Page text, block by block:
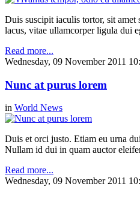
Duis suscipit iaculis tortor, sit
lacus, vitae ullamcorper ligula dui
Read more...
Wednesday, 09 November 2011
Nunc at purus lorem
in World News
Duis et orci justo. Etiam eu urna
Nullam id dui in quam auctor
Read more...
Wednesday, 09 November 2011